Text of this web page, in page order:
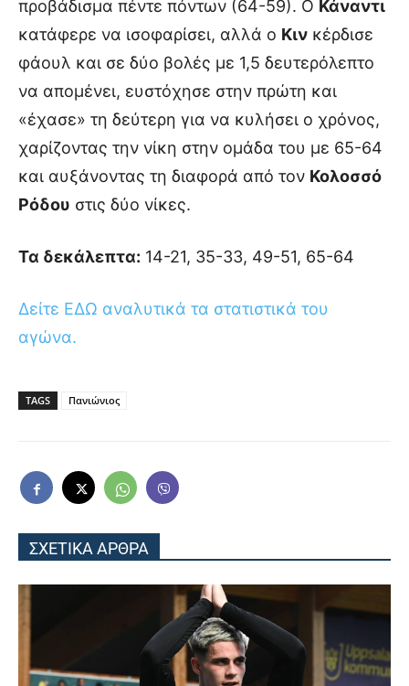
προβάδισμα πέντε πόντων (64-59). Ο Κάναντι
κατάφερε να ισοφαρίσει, αλλά ο Κιν κέρδισε
φάουλ και σε δύο βολές με 1,5 δευτερόλεπτο
να απομένει, ευστόχησε στην πρώτη και
«έχασε» τη δεύτερη για να κυλήσει ο χρόνος,
χαρίζοντας την νίκη στην ομάδα του με 65-64
και αυξάνοντας τη διαφορά από τον Κολοσσό
Ρόδου στις δύο νίκες.
Τα δεκάλεπτα: 14-21, 35-33, 49-51, 65-64
Δείτε ΕΔΩ αναλυτικά τα στατιστικά του
αγώνα.
TAGS Πανιώνιος
ΣΧΕΤΙΚΑ ΑΡΘΡΑ